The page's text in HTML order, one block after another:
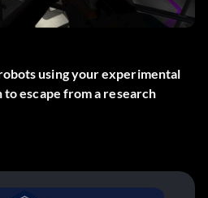
using your experimental
escape from a research